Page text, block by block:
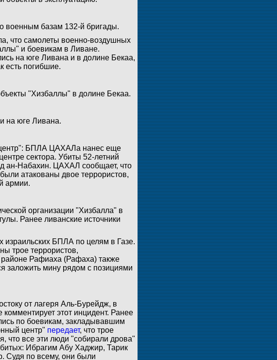
базам 132-й бригады.
что самолеты военно-воздушных
и боевикам в Ливане.
на юге Ливана и в долине Бекаа,
есть погибшие.
"Хизбаллы" в долине Бекаа.
на юге Ливана.
БПЛА ЦАХАЛа нанес еще
сектора. Убиты 52-летний
ан-Набахин. ЦАХАЛ сообщает, что
атакованы двое террористов,
армии.
организации "Хизбалла" в
Ранее ливанские источники
БПЛА по целям в Газе.
трое террористов,
Рафиаха (Рафаха) также
заложить мину рядом с позициями
от лагеря Аль-Бурейдж, в
этот инцидент. Ранее
по боевикам, закладывавшим
центр" передает, что трое
что все эти люди "собирали дрова"
Ибрагим Абу Хаджир, Тарик
по всему, они были